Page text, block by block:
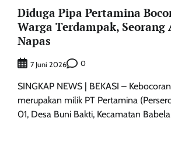
Diduga Pipa Pertamina
Warga Terdampak, Seorang
Napas
7 Juni 2026 0
SINGKAP NEWS | BEKASI –
merupakan milik PT Pertamina
01, Desa Buni Bakti, Kecamatan